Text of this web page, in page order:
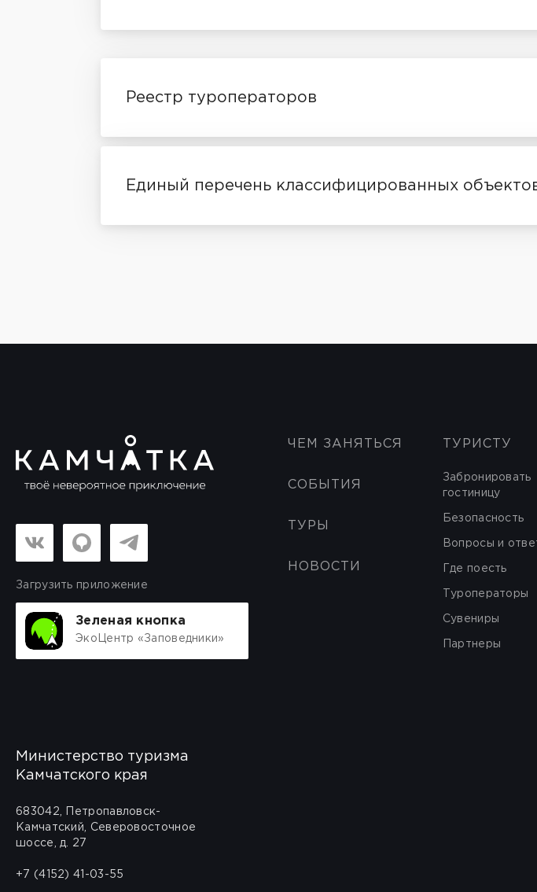
Реестр туроператоров
Единый перечень классифицированных
Загрузить приложение
Зеленая кнопка
ЭкоЦентр «Заповедники»
ЧЕМ ЗАНЯТЬСЯ
СОБЫТИЯ
ТУРЫ
НОВОСТИ
ТУРИСТУ
Забронировать
гостиницу
Безопасность
Вопросы и
Где поесть
Туроператоры
Сувениры
Партнеры
Министерство туризма
Камчатского края
683042, Петропавловск-
Камчатский, Северовосточное
шоссе, д. 27
+7 (4152) 41-03-55